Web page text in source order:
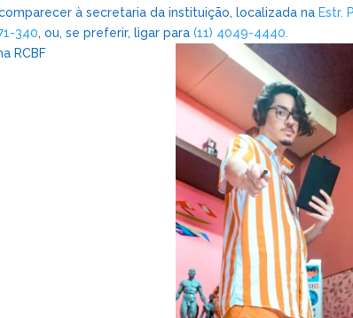
à secretaria da instituição, localizada na Estr.
340, ou, se preferir, ligar para(11) 4049-4440.